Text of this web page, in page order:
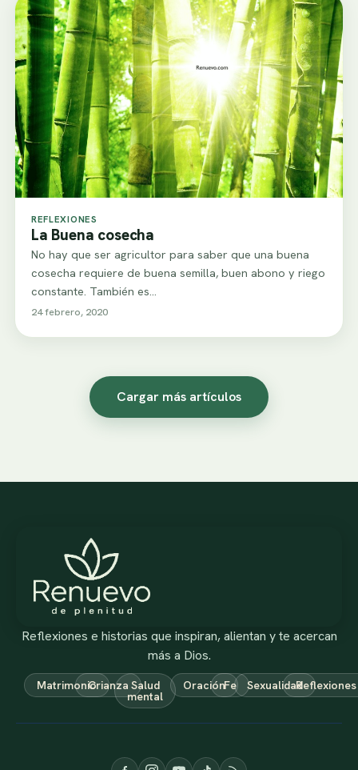
REFLEXIONES
La Buena cosecha
No hay que ser agricultor para saber que una buena
cosecha requiere de buena semilla, buen abono y riego
constante. También es…
24 febrero, 2020
Cargar más artículos
Reflexiones e historias que inspiran, alientan y te acercan
más a Dios.
MatrimonioCrianza Salud
mental
OraciónFe SexualidadReflexiones